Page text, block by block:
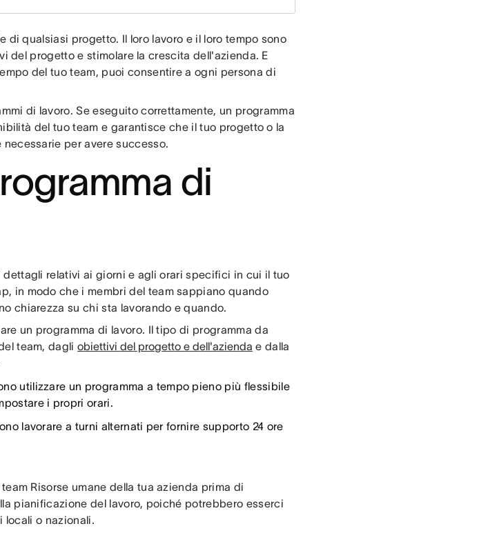
di qualsiasi progetto. Il loro lavoro e il loro tempo sono
del progetto e stimolare la crescita dell'azienda. E
del tuo team, puoi consentire a ogni persona di
di lavoro. Se eseguito correttamente, un programma
del tuo team e garantisce che il tuo progetto o la
per avere successo.
di
dettagli relativi ai giorni e agli orari specifici in cui il tuo
in modo che i membri del team sappiano quando
chiarezza su chi sta lavorando e quando.
un programma di lavoro. Il tipo di programma da
team, dagliobiettivi del progetto e dell'azienda e dalla
utilizzare un programma a tempo pieno più flessibile
i propri orari.
lavorare a turni alternati per fornire supporto 24 ore
Risorse umane della tua azienda prima di
pianificazione del lavoro, poiché potrebbero esserci
locali o nazionali.